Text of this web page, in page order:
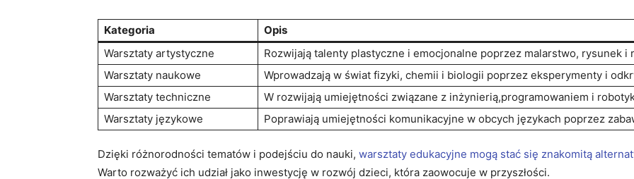
Kategoria
Opis
Warsztaty artystyczne
Rozwijają talenty plastyczne i emocjonalne poprzez ‍malarstwo, rysunek i‍
Warsztaty ⁢naukowe
Wprowadzają w ​świat fizyki, chemii i biologii ‌poprzez eksperymenty i‍
Warsztaty techniczne
W rozwijają⁢ umiejętności związane ⁣z‍ inżynierią,programowaniem i
Warsztaty językowe
Poprawiają umiejętności ‌komunikacyjne w obcych językach‌ poprzez
Dzięki ‍różnorodności tematów ⁢i podejściu do nauki, warsztaty ‌edukacyjne mogą stać się znakomitą
Warto rozważyć ich udział jako inwestycję w rozwój ‍dzieci, która zaowocuje w przyszłości.